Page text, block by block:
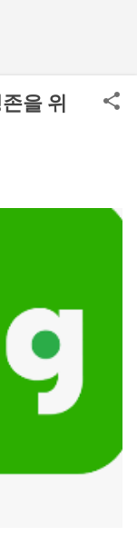
을 위